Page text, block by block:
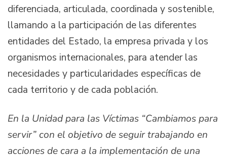
diferenciada, articulada, coordinada y sostenible,
llamando a la participación de las diferentes
entidades del Estado, la empresa privada y los
organismos internacionales, para atender las
necesidades y particularidades específicas de
cada territorio y de cada población.
En la Unidad para las Víctimas “Cambiamos para
servir” con el objetivo de seguir trabajando en
acciones de cara a la implementación de una